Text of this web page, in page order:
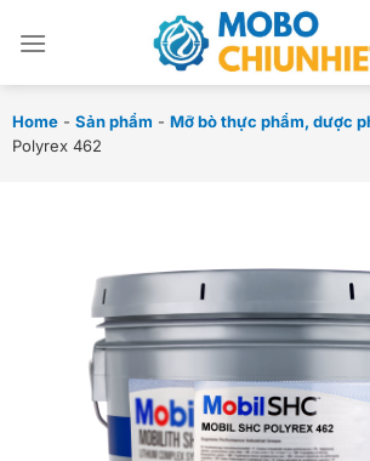
đến
Home - Sản phẩm - Mỡ bò thực phẩm, dược
Polyrex 462